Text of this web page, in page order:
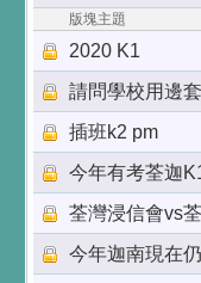
王國
版塊主題
2020 K1
請問學校用邊
插班k2 pm
今年有考荃迦
荃灣浸信會vs
今年迦南現在